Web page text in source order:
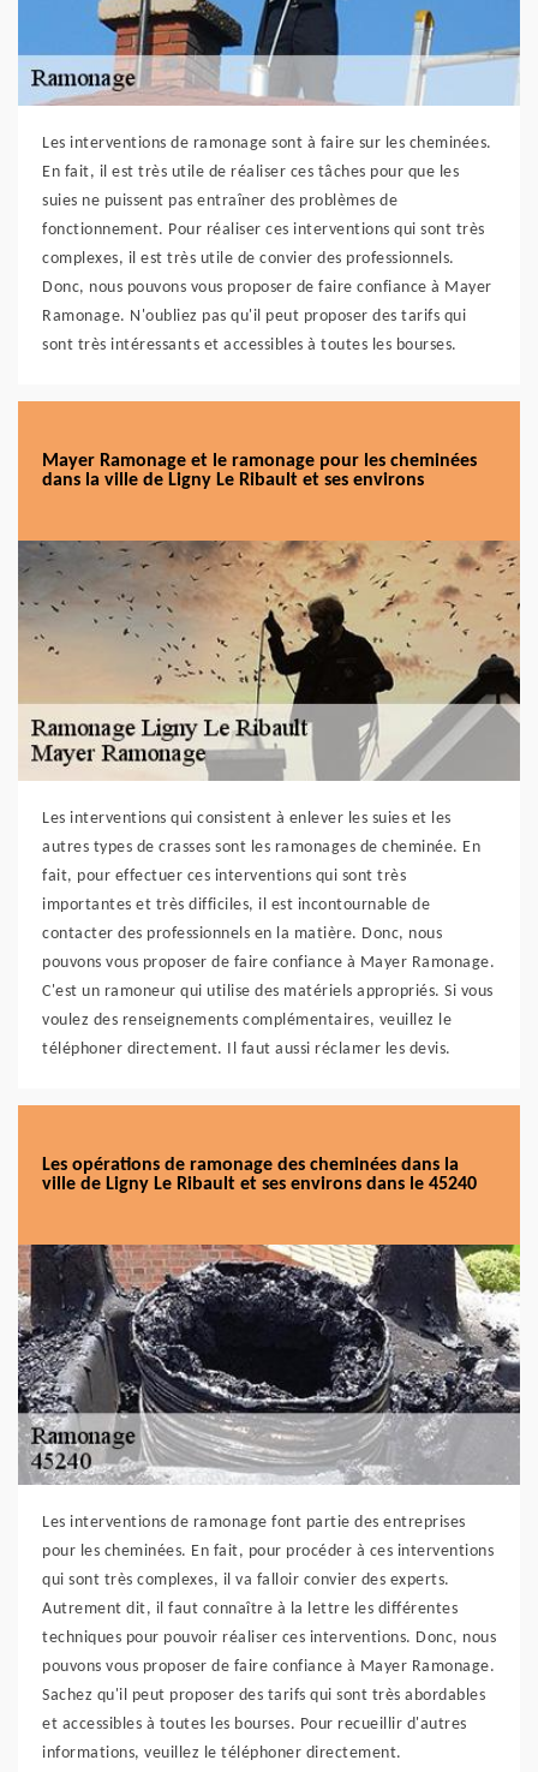
Les interventions de ramonage sont à faire sur les cheminées.
En fait, il est très utile de réaliser ces tâches pour que les
suies ne puissent pas entraîner des problèmes de
fonctionnement. Pour réaliser ces interventions qui sont très
complexes, il est très utile de convier des professionnels.
Donc, nous pouvons vous proposer de faire confiance à Mayer
Ramonage. N'oubliez pas qu'il peut proposer des tarifs qui
sont très intéressants et accessibles à toutes les bourses.
Mayer Ramonage et le ramonage pour les cheminées
dans la ville de Ligny Le Ribault et ses environs
Les interventions qui consistent à enlever les suies et les
autres types de crasses sont les ramonages de cheminée. En
fait, pour effectuer ces interventions qui sont très
importantes et très difficiles, il est incontournable de
contacter des professionnels en la matière. Donc, nous
pouvons vous proposer de faire confiance à Mayer Ramonage.
C'est un ramoneur qui utilise des matériels appropriés. Si vous
voulez des renseignements complémentaires, veuillez le
téléphoner directement. Il faut aussi réclamer les devis.
Les opérations de ramonage des cheminées dans la
ville de Ligny Le Ribault et ses environs dans le 45240
Les interventions de ramonage font partie des entreprises
pour les cheminées. En fait, pour procéder à ces interventions
qui sont très complexes, il va falloir convier des experts.
Autrement dit, il faut connaître à la lettre les différentes
techniques pour pouvoir réaliser ces interventions. Donc, nous
pouvons vous proposer de faire confiance à Mayer Ramonage.
Sachez qu'il peut proposer des tarifs qui sont très abordables
et accessibles à toutes les bourses. Pour recueillir d'autres
informations, veuillez le téléphoner directement.